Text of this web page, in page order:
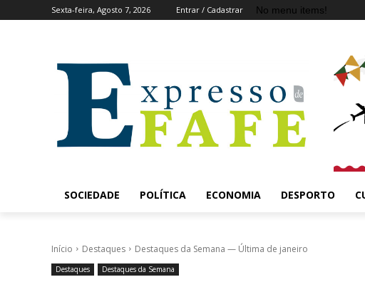
Sexta-feira, Agosto 7, 2026 Entrar / Cadastrar No menu items!
SOCIEDADE POLÍTICA ECONOMIA DESPORTO
Início Destaques Destaques da Semana — Última de janeiro
Destaques Destaques da Semana